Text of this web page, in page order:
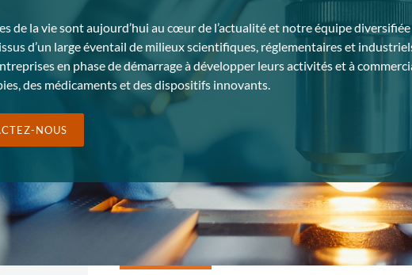
de la vie sont aujourd’hui au cœur de l’actualité et notre équipe diversifiée
d’un large éventail de milieux scientifiques, réglementaires et
en phase de démarrage à développer leurs activités et à
des médicaments et des dispositifs innovants.
NOUS